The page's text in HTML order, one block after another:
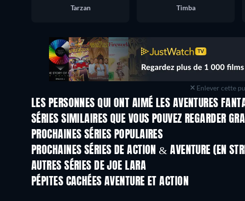
Tarzan
Timba
Enlever cette
LES PERSONNES QUI ONT AIMÉ LES AVENTURES
Série
SÉRIES SIMILAIRES QUE VOUS POUVEZ REGARDER
Série Série
PROCHAINES SÉRIES POPULAIRES
Série
PROCHAINES SÉRIES DE ACTION & AVENTURE (EN
Saison 2 Saison 2
AUTRES SÉRIES DE JOE LARA
Série
PÉPITES CACHÉES AVENTURE ET ACTION